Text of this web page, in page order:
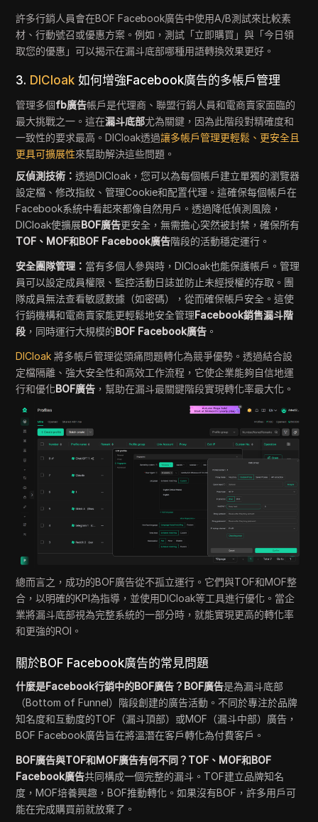
許多行銷人員會在BOF Facebook廣告中使用A/B測試來比較素
材、行動號召或優惠方案。例如，測試「立即購買」與「今日領
取您的優惠」可以揭示在漏斗底部哪種用語轉換效果更好。
3. DICloak 如何增強Facebook廣告的多帳戶管理
管理多個fb廣告帳戶是代理商、聯盟行銷人員和電商賣家面臨的
最大挑戰之一。這在漏斗底部尤為關鍵，因為此階段對精確度和
一致性的要求最高。DICloak透過讓多帳戶管理更輕鬆、更安全且
更具可擴展性來幫助解決這些問題。
反偵測技術：透過DICloak，您可以為每個帳戶建立單獨的瀏覽器
設定檔、修改指紋、管理Cookie和配置代理。這確保每個帳戶在
Facebook系統中看起來都像自然用戶。透過降低偵測風險，
DICloak使擴展BOF廣告更安全，無需擔心突然被封禁，確保所有
TOF、MOF和BOF Facebook廣告階段的活動穩定運行。
安全團隊管理： 當有多個人參與時，DICloak也能保護帳戶。管理
員可以設定成員權限、監控活動日誌並防止未經授權的存取。團
隊成員無法查看敏感數據（如密碼），從而確保帳戶安全。這使
行銷機構和電商賣家能更輕鬆地安全管理Facebook銷售漏斗階
段 ，同時運行大規模的BOF Facebook廣告 。
DICloak將多帳戶管理從頭痛問題轉化為競爭優勢。透過結合設
定檔隔離、強大安全性和高效工作流程，它使企業能夠自信地運
行和優化BOF廣告 ，幫助在漏斗最關鍵階段實現轉化率最大化。
總而言之，成功的BOF廣告從不孤立運行。它們與TOF和MOF整
合，以明確的KPI為指導，並使用DICloak等工具進行優化。當企
業將漏斗底部視為完整系統的一部分時，就能實現更高的轉化率
和更強的ROI。
關於BOF Facebook廣告的常見問題
什麼是Facebook行銷中的BOF廣告？BOF廣告是為漏斗底部
（Bottom of Funnel）階段創建的廣告活動。不同於專注於品牌
知名度和互動度的TOF（漏斗頂部）或MOF（漏斗中部）廣告，
BOF Facebook廣告旨在將溫潛在客戶轉化為付費客戶。
BOF廣告與TOF和MOF廣告有何不同？TOF、MOF和BOF
Facebook廣告共同構成一個完整的漏斗。TOF建立品牌知名
度，MOF培養興趣，BOF推動轉化。如果沒有BOF，許多用戶可
能在完成購買前就放棄了。